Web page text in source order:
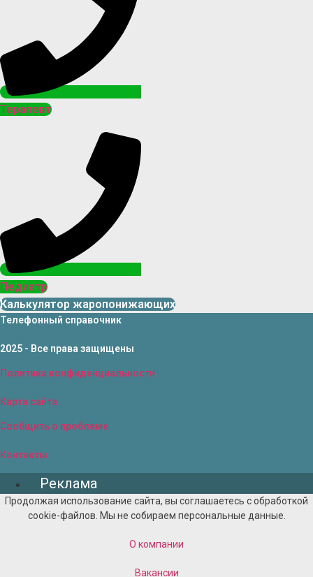
Терапевт
Педиатр
Калькулятор жаропонижающих
Телефонный справочник
2025 - Все права защищены
Политика конфиденциальности
Карта сайта
Сообщить о проблеме
Контакты
Реклама
Продолжая использование сайта, вы соглашаетесь с обработкой
cookie-файлов. Мы не собираем персональные данные.
О компании
Вакансии